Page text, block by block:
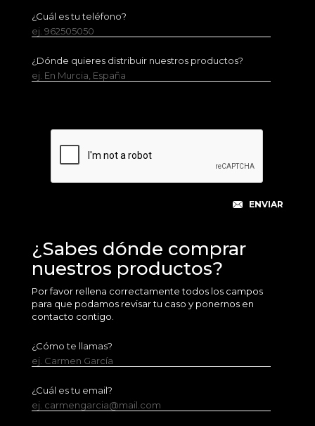
¿Cuál es tu teléfono?
ej. 962505050
¿Dónde quieres distribuir nuestros productos?
ej. En Murcia, España
¿Sabes dónde comprar
nuestros productos?
Por favor rellena correctamente todos los campos
para que podamos revisar tu caso y ponernos en
contacto contigo.
¿Cómo te llamas?
ej. Carmen García
¿Cuál es tu email?
ej. carmengarcia@mail.com